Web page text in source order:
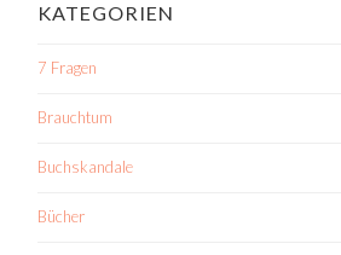
KATEGORIEN
7 Fragen
Brauchtum
Buchskandale
Bücher